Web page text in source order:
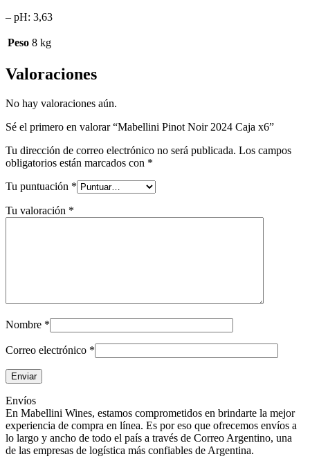
– pH: 3,63
Peso 8 kg
Valoraciones
No hay valoraciones aún.
Sé el primero en valorar “Mabellini Pinot Noir 2024 Caja x6”
Tu dirección de correo electrónico no será publicada. Los campos
obligatorios están marcados con *
Tu puntuación *
Tu valoración *
Nombre *
Correo electrónico *
Envíos
En Mabellini Wines, estamos comprometidos en brindarte la mejor
experiencia de compra en línea. Es por eso que ofrecemos envíos a
lo largo y ancho de todo el país a través de Correo Argentino, una
de las empresas de logística más confiables de Argentina.